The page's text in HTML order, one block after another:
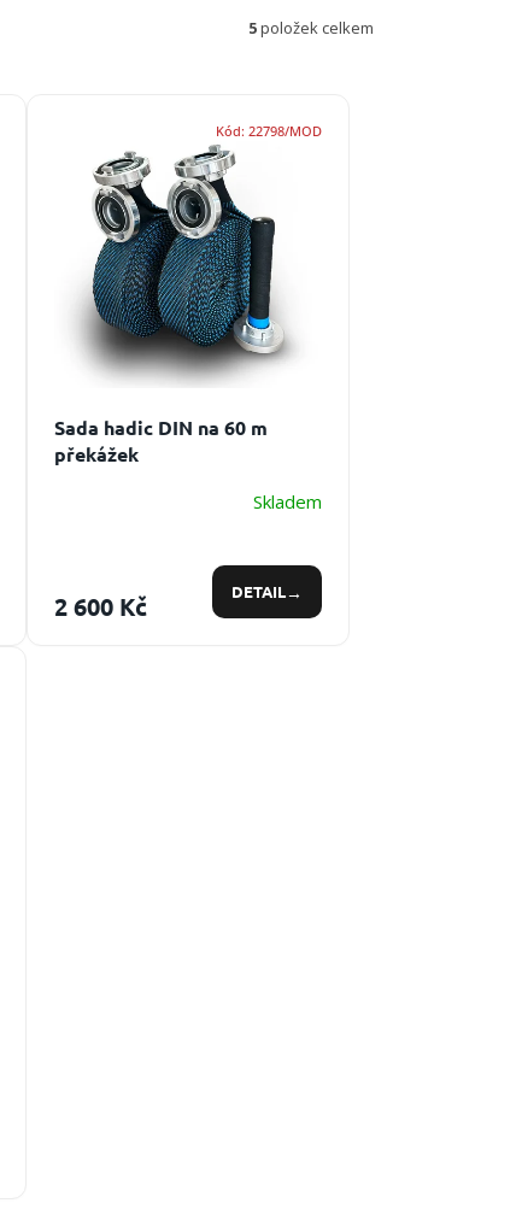
5položek celkem
Sada hadic DIN na 60 m
překážek
Skladem
2 600 Kč DETAIL
Kód: 22798/MOD